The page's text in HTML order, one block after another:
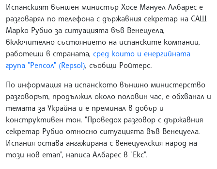
Испанският външен министър Хосе Мануел Албарес е
разговарял по телефона с държавния секретар на САЩ
Марко Рубио за ситуацията във Венецуела,
включително състоянието на испанските компании,
работещи в страната, сред които и енергийната
група "Репсол" (Repsol), съобщи Ройтерс.
По информация на испанското външно министерство
разговорът, продължил около половин час, е обхванал и
темата за Украйна и е преминал в добър и
конструктивен тон. "Проведох разговор с държавния
секретар Рубио относно ситуацията във Венецуела.
Испания остава ангажирана с венецуелския народ на
този нов етап", написа Албарес в "Екс".